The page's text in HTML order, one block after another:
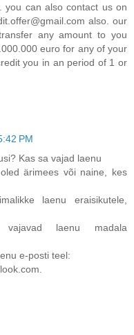
you can also contact us on
also. our
any amount to you
euro for any of your
you in an period of 1 or
PM
Kas sa vajad laenu
ärimees või naine, kes
laenu eraisikutele,
laenu madala
e-posti teel: